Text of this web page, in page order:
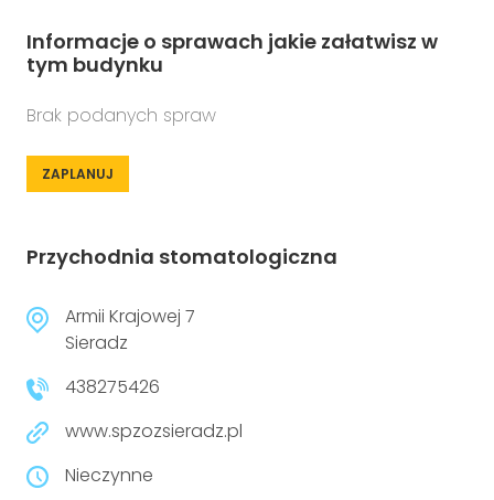
Informacje o sprawach jakie załatwisz w
tym budynku
Brak podanych spraw
ZAPLANUJ
Przychodnia stomatologiczna
Armii Krajowej 7
Sieradz
438275426
www.spzozsieradz.pl
Nieczynne